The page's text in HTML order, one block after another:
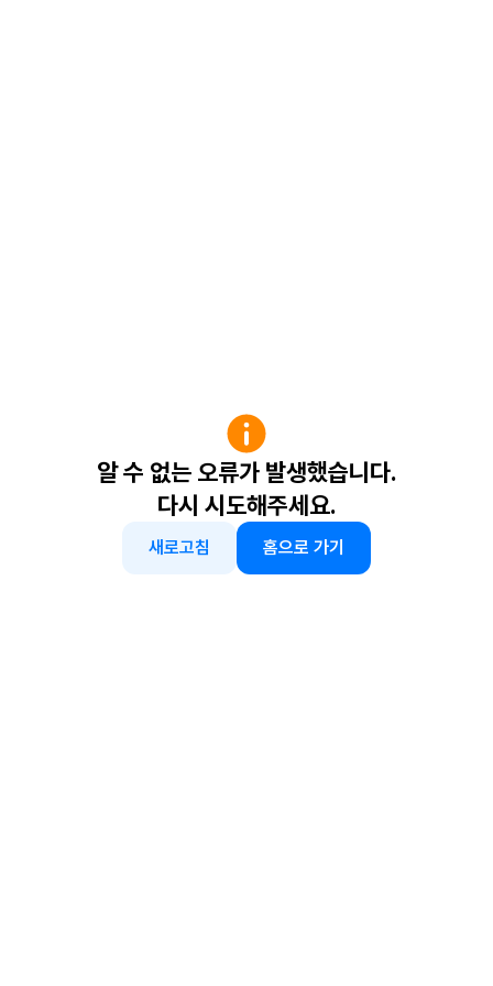
알 수 없는 오류가 발생했습니다.
다시 시도해주세요.
새로고침 홈으로 가기